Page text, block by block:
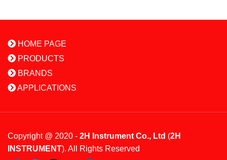
HOME PAGE
PRODUCTS
BRANDS
APPLICATIONS
Copyright @ 2020 - 2H Instrument Co., Ltd (2H
INSTRUMENT). All Rights Reserved